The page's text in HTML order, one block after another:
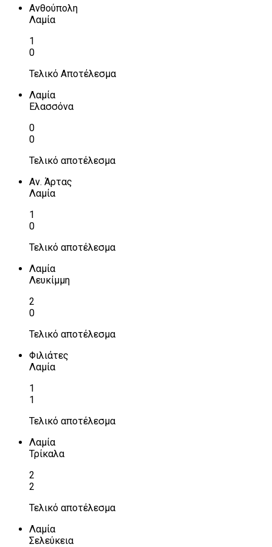
Ανθούπολη
Λαμία
1
0
Τελικό Αποτέλεσμα
Λαμία
Ελασσόνα
0
0
Τελικό αποτέλεσμα
Αν. Άρτας
Λαμία
1
0
Τελικό αποτέλεσμα
Λαμία
Λευκίμμη
2
0
Τελικό αποτέλεσμα
Φιλιάτες
Λαμία
1
1
Τελικό αποτέλεσμα
Λαμία
Τρίκαλα
2
2
Τελικό αποτέλεσμα
Λαμία
Σελεύκεια